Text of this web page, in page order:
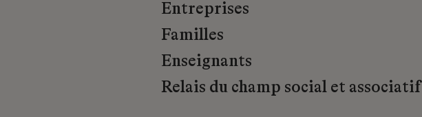
Entreprises
Familles
Enseignants
Relais du champ social et associatif